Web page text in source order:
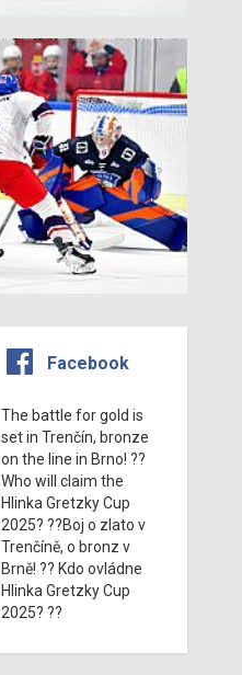
Facebook
The battle for gold is
set in Trenčín, bronze
on the line in Brno! ??
Who will claim the
Hlinka Gretzky Cup
2025? ??Boj o zlato v
Trenčíně, o bronz v
Brně! ?? Kdo ovládne
Hlinka Gretzky Cup
2025? ??